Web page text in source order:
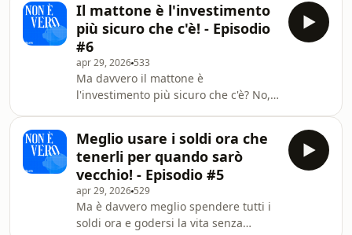
https://shorturl.at/rUS1K per te 50
Trade gratuiti da utilizzare in 3 mesi
con il codice OG050SPT. Offerta valida
per nuovi conti, leggi il regolamento
per saperne di più
https://fineco.mobi/50ordini
Messaggio pubblicitario con finalità
promozionale. Per tutte le cond
Il mattone è l'investimento
più sicuro che c'è! - Episodio
#6
apr 29, 2026 533
Ma davvero il mattone è
l'investimento più sicuro che c'è? No,
https://shorturl.at/rUS1K per te 50
Trade gratuiti da utilizzare in 3 mesi
con il codice OG050SPT. Offerta valida
per nuovi conti, leggi il regolamento
per saperne di più
https://fineco.mobi/50ordini
Meglio usare i soldi ora che
tenerli per quando sarò
vecchio! - Episodio #5
apr 29, 2026 529
Ma è davvero meglio spendere tutti i
soldi ora e godersi la vita senza